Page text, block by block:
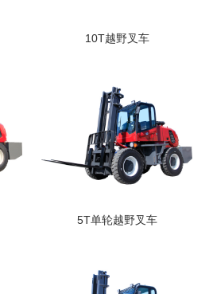
10T越野叉车
5T单轮越野叉车